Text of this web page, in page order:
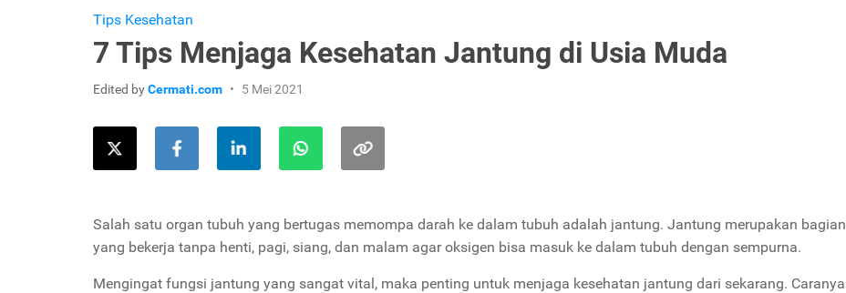
Tips Kesehatan
7 Tips Menjaga Kesehatan Jantung di Usia Muda
Edited byCermati.com 5 Mei 2021
Salah satu organ tubuh yang bertugas memompa darah ke dalam tubuh adalah jantung. Jantung merupakan bagian
yang bekerja tanpa henti, pagi, siang, dan malam agar oksigen bisa masuk ke dalam tubuh dengan sempurna.
Mengingat fungsi jantung yang sangat vital, maka penting untuk menjaga kesehatan jantung dari sekarang. Caranya